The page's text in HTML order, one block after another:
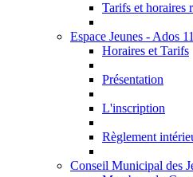
Tarifs et horaires
Espace Jeunes - Ados
Horaires et Tarifs
Présentation
L'inscription
Règlement
Conseil Municipal des